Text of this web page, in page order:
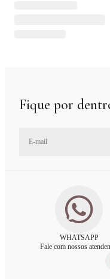
Fique por
WHATSAPP
Fale com nossos